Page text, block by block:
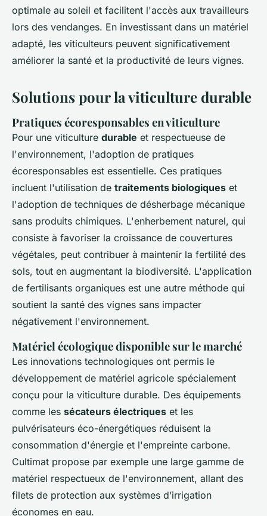
optimale au soleil et facilitent l'accès aux travailleurs
lors des vendanges. En investissant dans un matériel
adapté, les viticulteurs peuvent significativement
améliorer la santé et la productivité de leurs vignes.
Solutions pour la viticulture durable
Pratiques écoresponsables en viticulture
Pour une viticulture durable et respectueuse de
l'environnement, l'adoption de pratiques
écoresponsables est essentielle. Ces pratiques
incluent l'utilisation de traitements biologiques et
l'adoption de techniques de désherbage mécanique
sans produits chimiques. L'enherbement naturel, qui
consiste à favoriser la croissance de couvertures
végétales, peut contribuer à maintenir la fertilité des
sols, tout en augmentant la biodiversité. L'application
de fertilisants organiques est une autre méthode qui
soutient la santé des vignes sans impacter
négativement l'environnement.
Matériel écologique disponible sur le marché
Les innovations technologiques ont permis le
développement de matériel agricole spécialement
conçu pour la viticulture durable. Des équipements
comme les sécateurs électriques et les
pulvérisateurs éco-énergétiques réduisent la
consommation d'énergie et l'empreinte carbone.
Cultimat propose par exemple une large gamme de
matériel respectueux de l'environnement, allant des
filets de protection aux systèmes d’irrigation
économes en eau.